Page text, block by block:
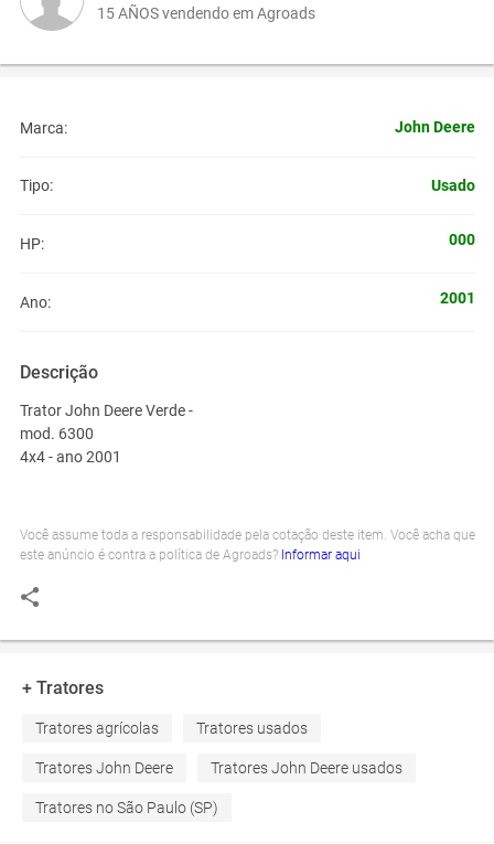
15 AÑOS vendendo em Agroads
Marca: John Deere
Tipo: Usado
HP: 000
Ano: 2001
Descrição
Trator John Deere Verde -
mod. 6300
4x4 - ano 2001
Você assume toda a responsabilidade pela cotação deste item. Você acha que
este anúncio é contra a política de Agroads? Informar aqui
+ Tratores
Tratores agrícolas Tratores usados
Tratores John Deere Tratores John Deere usados
Tratores no São Paulo (SP)